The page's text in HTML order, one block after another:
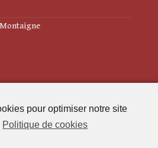
pour optimiser notre site
Politique de cookies